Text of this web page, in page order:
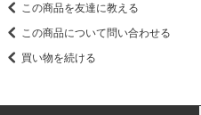
この商品を友達に教える
この商品について問い合わせる
買い物を続ける